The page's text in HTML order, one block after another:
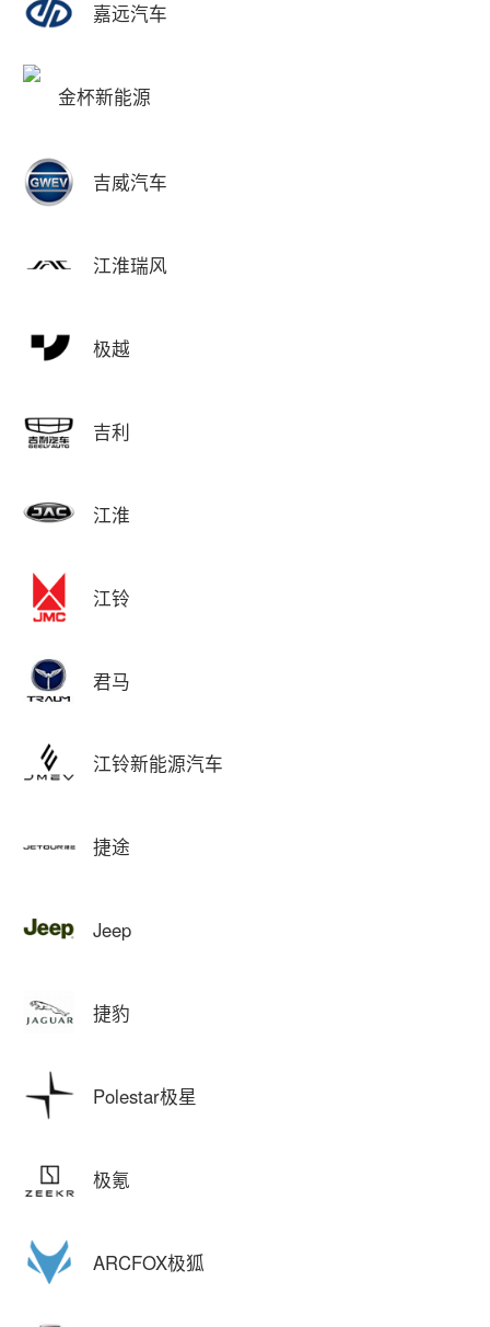
嘉远汽车
金杯新能源
吉威汽车
江淮瑞风
极越
吉利
江淮
江铃
君马
江铃新能源汽车
捷途
Jeep
捷豹
Polestar极星
极氪
ARCFOX极狐